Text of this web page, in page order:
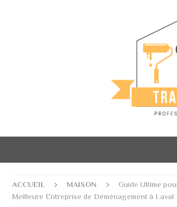
ACCUEIL MAISON
Guide Ultime
Meilleure Entreprise de Déménagement à Laval